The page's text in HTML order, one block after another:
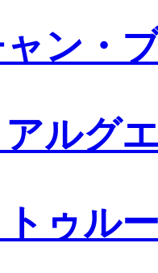
ン・
ルグ
ゥル